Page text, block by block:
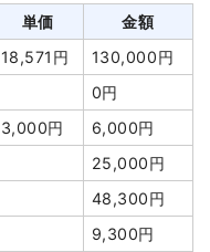
55,600
円
2,502,000
円
円
894,000円
700円
163,100円
100,000円
30,000
180,000円
50,000円
65,000円
円
180,000円
175,000円
17,600円
8,702,400
円
単価
金額
18,571円
130,000円
0円
3,000円
6,000円
25,000円
48,300円
9,300円